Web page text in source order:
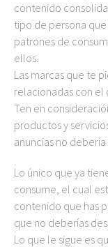
contenido
tipo de persona
patrones de
ellos.
Las marcas que te
relacionadas con el
Ten en
productos y
anuncias no
Lo único que ya
consume, el cual
contenido que has
que no deberías
Lo que le sigue es